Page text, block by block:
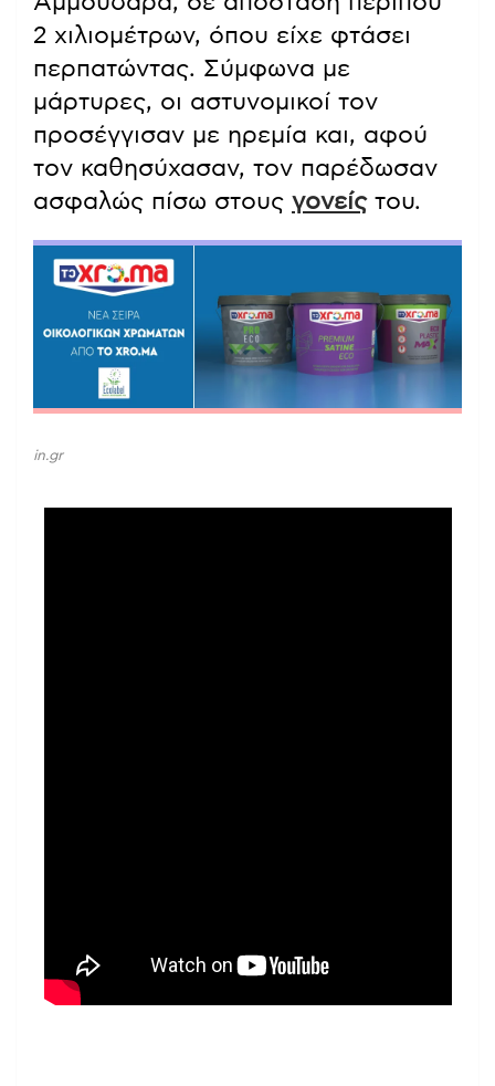
2 χιλιομέτρων, όπου είχε φτάσει
περπατώντας. Σύμφωνα με
μάρτυρες, οι αστυνομικοί τον
προσέγγισαν με ηρεμία και, αφού
τον καθησύχασαν, τον παρέδωσαν
ασφαλώς πίσω στους γονείςτου.
in.gr